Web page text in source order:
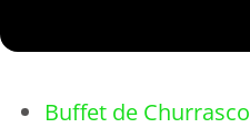
Buffet de Churrasco